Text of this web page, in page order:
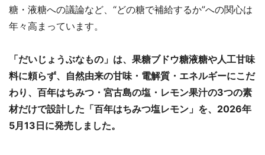
糖・液糖への議論など、“どの糖で補給するか”への関心は
年々高まっています。
「だいじょうぶなもの」は、果糖ブドウ糖液糖や人工甘味
料に頼らず、自然由来の甘味・電解質・エネルギーにこだ
わり、百年はちみつ・宮古島の塩・レモン果汁の3つの素
材だけで設計した「百年はちみつ塩レモン」を、2026年
5月13日に発売しました。